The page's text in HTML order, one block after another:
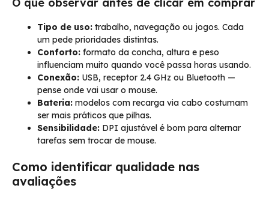
Tipo de uso: trabalho, navegação ou jogos. Cada
um pede prioridades distintas.
Conforto: formato da concha, altura e peso
influenciam muito quando você passa horas usando.
Conexão: USB, receptor 2.4 GHz ou Bluetooth —
pense onde vai usar o mouse.
Bateria: modelos com recarga via cabo costumam
ser mais práticos que pilhas.
Sensibilidade: DPI ajustável é bom para alternar
tarefas sem trocar de mouse.
Como identificar qualidade nas
avaliações